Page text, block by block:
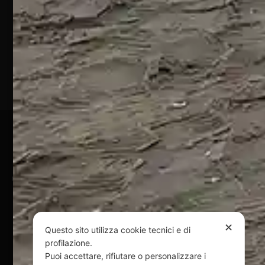
Silvi
Marina
(TE)
P.Iva
01828920676
Pagamenti Sicuri
@ Copyright 2024 Webpesca è un brand Intent di Federico
Andrenacci P.Iva 01917920678
Via G. Galilei n. 2 – 64018 Tortoreto TE | REA TE-168019 |
Mail:
federicoandrenacci@pec.it
Questo sito è protetto da Google reCAPTCHA
✕
Questo sito utilizza cookie tecnici e di
profilazione.
Puoi accettare, rifiutare o personalizzare i